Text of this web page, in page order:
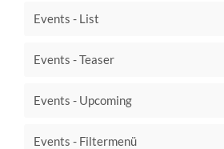
Events - List
Events - Teaser
Events - Upcoming
Events - Filtermenü